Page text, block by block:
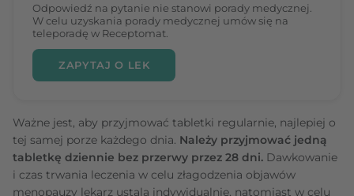
Odpowiedź na pytanie nie stanowi porady medycznej.
W celu uzyskania porady medycznej umów się na
teleporadę w Receptomat.
ZAPYTAJ O LEK
Ważne jest, aby przyjmować tabletki regularnie, najlepiej o
tej samej porze każdego dnia. Należy przyjmować jedną
tabletkę dziennie bez przerwy przez 28 dni. Dawkowanie
i czas trwania leczenia w celu złagodzenia objawów
menopauzy lekarz ustala indywidualnie, natomiast w celu